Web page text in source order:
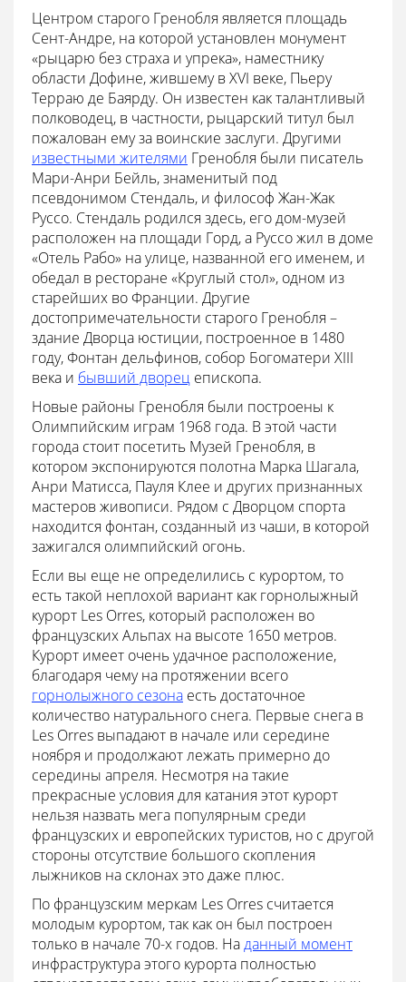
Центром старого Гренобля является площадь
Сент-Андре, на которой установлен монумент
«рыцарю без страха и упрека», наместнику
области Дофине, жившему в XVI веке, Пьеру
Терраю де Баярду. Он известен как талантливый
полководец, в частности, рыцарский титул был
пожалован ему за воинские заслуги. Другими
известными жителями Гренобля были писатель
Мари-Анри Бейль, знаменитый под
псевдонимом Стендаль, и философ Жан-Жак
Руссо. Стендаль родился здесь, его дом-музей
расположен на площади Горд, а Руссо жил в доме
«Отель Рабо» на улице, названной его именем, и
обедал в ресторане «Круглый стол», одном из
старейших во Франции. Другие
достопримечательности старого Гренобля –
здание Дворца юстиции, построенное в 1480
году, Фонтан дельфинов, собор Богоматери XIII
века и бывший дворец епископа.
Новые районы Гренобля были построены к
Олимпийским играм 1968 года. В этой части
города стоит посетить Музей Гренобля, в
котором экспонируются полотна Марка Шагала,
Анри Матисса, Пауля Клее и других признанных
мастеров живописи. Рядом с Дворцом спорта
находится фонтан, созданный из чаши, в которой
зажигался олимпийский огонь.
Если вы еще не определились с курортом, то
есть такой неплохой вариант как горнолыжный
курорт Les Orres, который расположен во
французских Альпах на высоте 1650 метров.
Курорт имеет очень удачное расположение,
благодаря чему на протяжении всего
горнолыжного сезона есть достаточное
количество натурального снега. Первые снега в
Les Orres выпадают в начале или середине
ноября и продолжают лежать примерно до
середины апреля. Несмотря на такие
прекрасные условия для катания этот курорт
нельзя назвать мега популярным среди
французских и европейских туристов, но с другой
стороны отсутствие большого скопления
лыжников на склонах это даже плюс.
По французским меркам Les Orres считается
молодым курортом, так как он был построен
только в начале 70-х годов. Наданный момент
инфраструктура этого курорта полностью